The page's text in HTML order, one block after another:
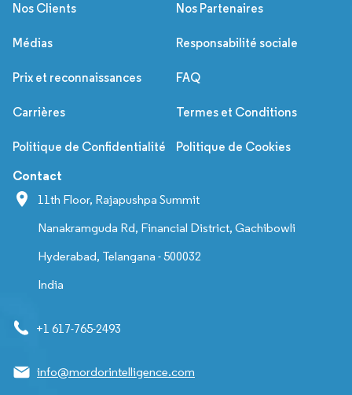
Nos Clients Nos Partenaires
Médias Responsabilité sociale
Prix et reconnaissances FAQ
Carrières Termes et Conditions
Politique de Confidentialité Politique de Cookies
Contact
11th Floor, Rajapushpa Summit
Nanakramguda Rd, Financial District, Gachibowli
Hyderabad, Telangana - 500032
India
+1 617-765-2493
info@mordorintelligence.com